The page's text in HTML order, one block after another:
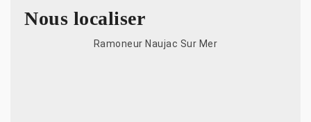
Nous localiser
Ramoneur Naujac Sur Mer